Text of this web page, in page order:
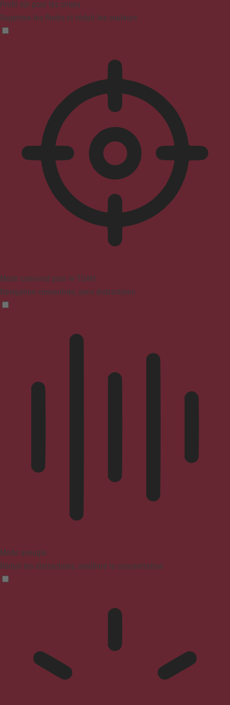
Profil sûr pour les crises
Supprime les flashs et réduit les couleurs
Mode convivial pour le TDAH
Navigation concentrée, sans distractions
Mode aveugle
Réduit les distractions, améliore la concentration